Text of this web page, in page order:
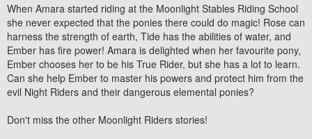
When Amara started riding at the Moonlight Stables Riding School
she never expected that the ponies there could do magic! Rose can
harness the strength of earth, Tide has the abilities of water, and
Ember has fire power! Amara is delighted when her favourite pony,
Ember chooses her to be his True Rider, but she has a lot to learn.
Can she help Ember to master his powers and protect him from the
evil Night Riders and their dangerous elemental ponies?
Don't miss the other Moonlight Riders stories!